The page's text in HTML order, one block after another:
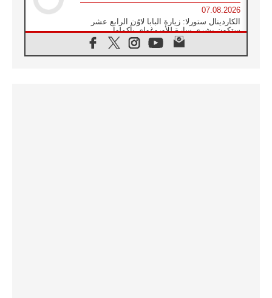
07.08.2026
الكاردينال ستورلا: زيارة البابا لاوُن الرابع عشر
ستكون بشرى سارة للأوروغواي بأكملها
الفاتيكان يعلن برنامج الزيارة الرسولية للبابا لاوُن